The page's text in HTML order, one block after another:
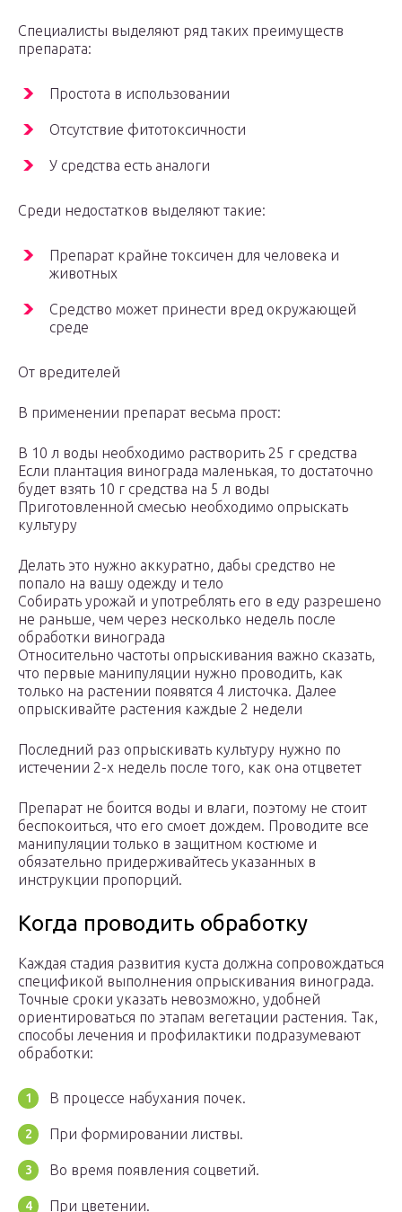
Специалисты выделяют ряд таких преимуществ
препарата:
Простота в использовании
Отсутствие фитотоксичности
У средства есть аналоги
Среди недостатков выделяют такие:
Препарат крайне токсичен для человека и
животных
Средство может принести вред окружающей
среде
От вредителей
В применении препарат весьма прост:
В 10 л воды необходимо растворить 25 г средства
Если плантация винограда маленькая, то достаточно
будет взять 10 г средства на 5 л воды
Приготовленной смесью необходимо опрыскать
культуру
Делать это нужно аккуратно, дабы средство не
попало на вашу одежду и тело
Собирать урожай и употреблять его в еду разрешено
не раньше, чем через несколько недель после
обработки винограда
Относительно частоты опрыскивания важно сказать,
что первые манипуляции нужно проводить, как
только на растении появятся 4 листочка. Далее
опрыскивайте растения каждые 2 недели
Последний раз опрыскивать культуру нужно по
истечении 2-х недель после того, как она отцветет
Препарат не боится воды и влаги, поэтому не стоит
беспокоиться, что его смоет дождем. Проводите все
манипуляции только в защитном костюме и
обязательно придерживайтесь указанных в
инструкции пропорций.
Когда проводить обработку
Каждая стадия развития куста должна сопровождаться
спецификой выполнения опрыскивания винограда.
Точные сроки указать невозможно, удобней
ориентироваться по этапам вегетации растения. Так,
способы лечения и профилактики подразумевают
обработки:
В процессе набухания почек.
При формировании листвы.
Во время появления соцветий.
При цветении.